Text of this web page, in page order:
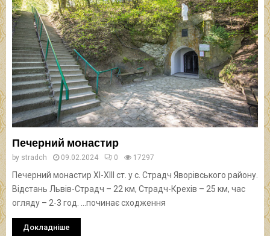
Печерний монастир
by stradch 09.02.2024 0 17297
Печерний монастир XІ-XІІІ ст. у с. Страдч Яворівського району.
Відстань Львів-Страдч – 22 км, Страдч-Крехів – 25 км, час
огляду – 2-3 год. …починає сходження
Докладніше